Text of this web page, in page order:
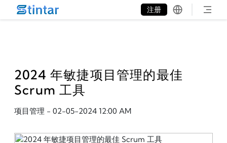
put google tag in file
注册
2024 年敏捷项目管理的最佳
Scrum 工具
项目管理 - 02-05-2024 12:00 AM